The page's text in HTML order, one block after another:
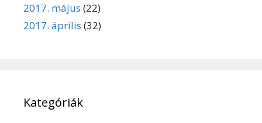
2017. május (22)
2017. április (32)
Kategóriák